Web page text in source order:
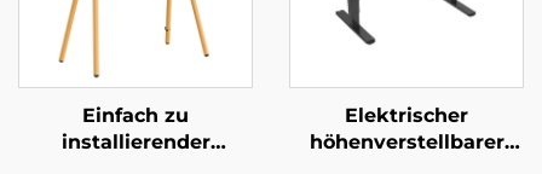
Einfach zu
installierender
Elektrischer
höhenverstellbarer